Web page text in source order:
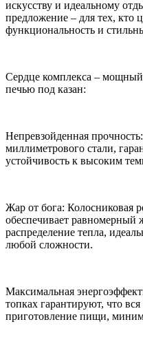
искусству и идеальному
предложение – для тех, кто
функциональность и
Сердце комплекса –
печью под казан:
Непревзойденная
миллиметрового стали,
устойчивость к высоким
Жар от бога: Колосниковая
обеспечивает равномерный
распределение тепла,
любой сложности.
Максимальная
топках гарантируют, что
приготовление пищи,